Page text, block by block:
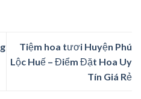
Tiệm hoa tươi Huyện Phú
Lộc Huế – Điểm Đặt Hoa Uy
Tín Giá Rẻ